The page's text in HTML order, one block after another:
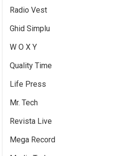
Radio Vest
Ghid Simplu
W O X Y
Quality Time
Life Press
Mr. Tech
Revista Live
Mega Record